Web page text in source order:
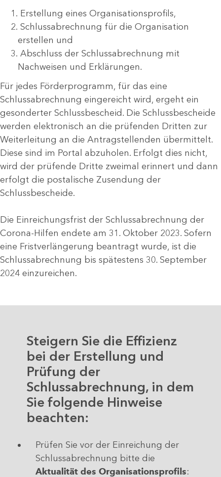
Erstellung eines Organisationsprofils,
Schlussabrechnung für die Organisation
erstellen und
Abschluss der Schlussabrechnung mit
Nachweisen und Erklärungen.
Für jedes Förderprogramm, für das eine
Schlussabrechnung eingereicht wird, ergeht ein
gesonderter Schlussbescheid. Die Schlussbescheide
werden elektronisch an die prüfenden Dritten zur
Weiterleitung an die Antragstellenden übermittelt.
Diese sind im Portal abzuholen. Erfolgt dies nicht,
wird der prüfende Dritte zweimal erinnert und dann
erfolgt die postalische Zusendung der
Schlussbescheide.
Die Einreichungsfrist der Schlussabrechnung der
Corona-Hilfen endete am 31. Oktober 2023. Sofern
eine Fristverlängerung beantragt wurde, ist die
Schlussabrechnung bis spätestens 30. September
2024 einzureichen.
Steigern Sie die Effizienz
bei der Erstellung und
Prüfung der
Schlussabrechnung, in dem
Sie folgende Hinweise
beachten:
Prüfen Sie vor der Einreichung der
Schlussabrechnung bitte die
Aktualität des Organisationsprofils: